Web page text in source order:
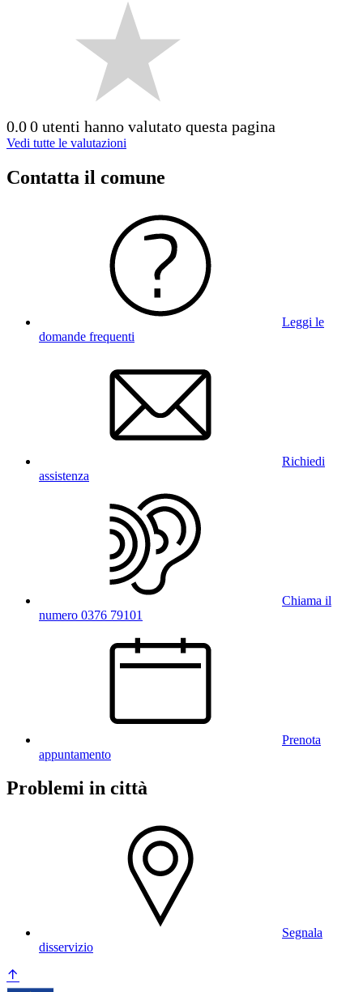
0.00 utenti hanno valutato questa pagina
Vedi tutte le valutazioni
Contatta il comune
Leggi le
domande frequenti
Richiedi
assistenza
Chiama il
numero 0376 79101
Prenota
appuntamento
Problemi in città
Segnala
disservizio